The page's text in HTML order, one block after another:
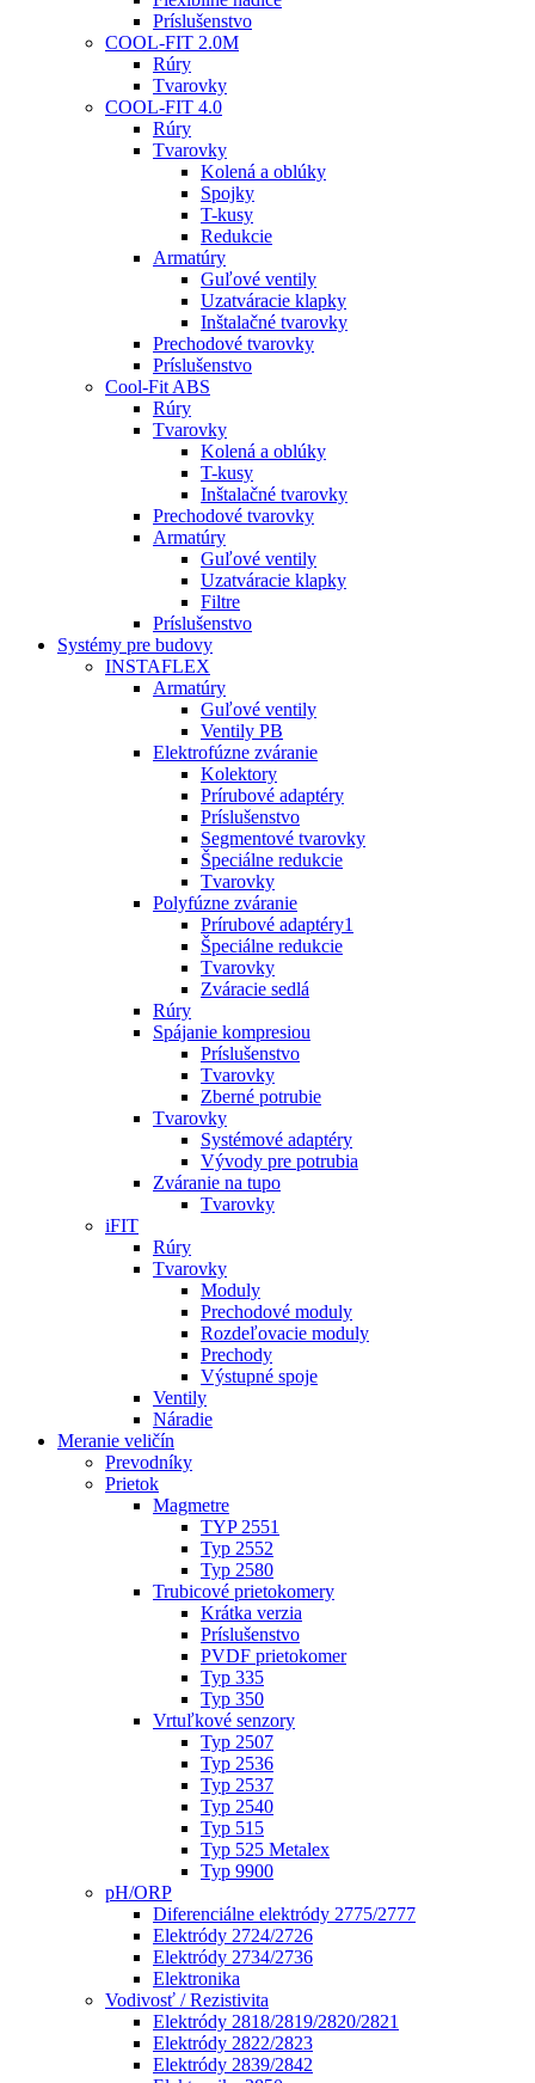
Príslušenstvo
COOL-FIT 2.0M
Rúry
Tvarovky
COOL-FIT 4.0
Rúry
Tvarovky
Kolená a oblúky
Spojky
T-kusy
Redukcie
Armatúry
Guľové ventily
Uzatváracie klapky
Inštalačné tvarovky
Prechodové tvarovky
Príslušenstvo
Cool-Fit ABS
Rúry
Tvarovky
Kolená a oblúky
T-kusy
Inštalačné tvarovky
Prechodové tvarovky
Armatúry
Guľové ventily
Uzatváracie klapky
Filtre
Príslušenstvo
Systémy pre budovy
INSTAFLEX
Armatúry
Guľové ventily
Ventily PB
Elektrofúzne zváranie
Kolektory
Prírubové adaptéry
Príslušenstvo
Segmentové tvarovky
Špeciálne redukcie
Tvarovky
Polyfúzne zváranie
Prírubové adaptéry1
Špeciálne redukcie
Tvarovky
Zváracie sedlá
Rúry
Spájanie kompresiou
Príslušenstvo
Tvarovky
Zberné potrubie
Tvarovky
Systémové adaptéry
Vývody pre potrubia
Zváranie na tupo
Tvarovky
iFIT
Rúry
Tvarovky
Moduly
Prechodové moduly
Rozdeľovacie moduly
Prechody
Výstupné spoje
Ventily
Náradie
Meranie veličín
Prevodníky
Prietok
Magmetre
TYP 2551
Typ 2552
Typ 2580
Trubicové prietokomery
Krátka verzia
Príslušenstvo
PVDF prietokomer
Typ 335
Typ 350
Vrtuľkové senzory
Typ 2507
Typ 2536
Typ 2537
Typ 2540
Typ 515
Typ 525 Metalex
Typ 9900
pH/ORP
Diferenciálne elektródy 2775/2777
Elektródy 2724/2726
Elektródy 2734/2736
Elektronika
Vodivosť / Rezistivita
Elektródy 2818/2819/2820/2821
Elektródy 2822/2823
Elektródy 2839/2842